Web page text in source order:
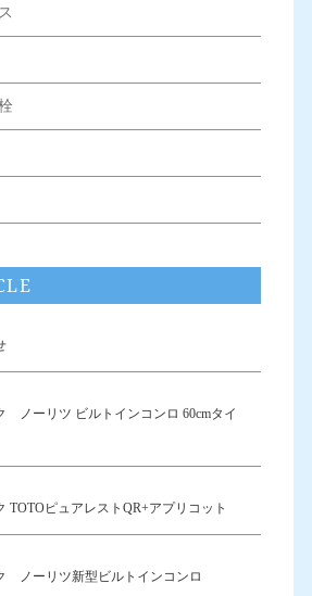
ノーリツ ビルトインコンロ 60cmタイ
TOTOピュアレストQR+アプリコット
ノーリツ新型ビルトインコンロ